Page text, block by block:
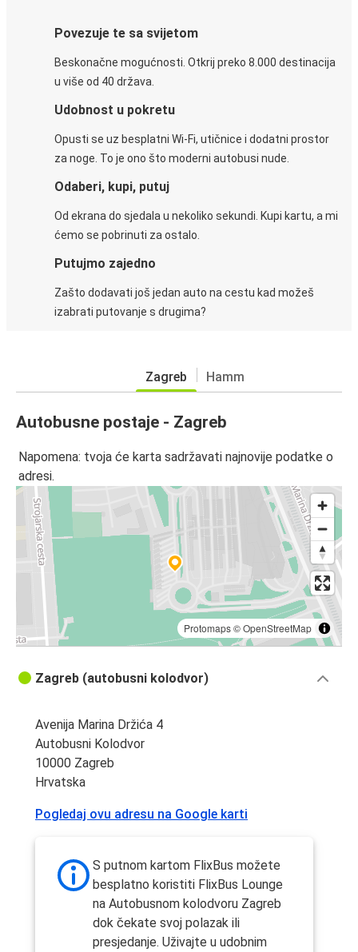
Povezuje te sa svijetom
Beskonačne mogućnosti. Otkrij preko 8.000 destinacija
u više od 40 država.
Udobnost u pokretu
Opusti se uz besplatni Wi-Fi, utičnice i dodatni prostor
za noge. To je ono što moderni autobusi nude.
Odaberi, kupi, putuj
Od ekrana do sjedala u nekoliko sekundi. Kupi kartu, a mi
ćemo se pobrinuti za ostalo.
Putujmo zajedno
Zašto dodavati još jedan auto na cestu kad možeš
izabrati putovanje s drugima?
Zagreb Hamm
Autobusne postaje - Zagreb
Napomena: tvoja će karta sadržavati najnovije podatke o
adresi.
Protomaps©OpenStreetMap
Zagreb (autobusni kolodvor)
Avenija Marina Držića 4
Autobusni Kolodvor
10000 Zagreb
Hrvatska
Pogledaj ovu adresu na Google karti
S putnom kartom FlixBus možete
besplatno koristiti FlixBus Lounge
na Autobusnom kolodvoru Zagreb
dok čekate svoj polazak ili
presjedanje. Uživajte u udobnim